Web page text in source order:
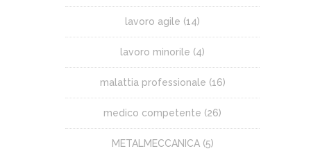
lavoro agile (14)
lavoro minorile (4)
malattia professionale (16)
medico competente (26)
METALMECCANICA(5)